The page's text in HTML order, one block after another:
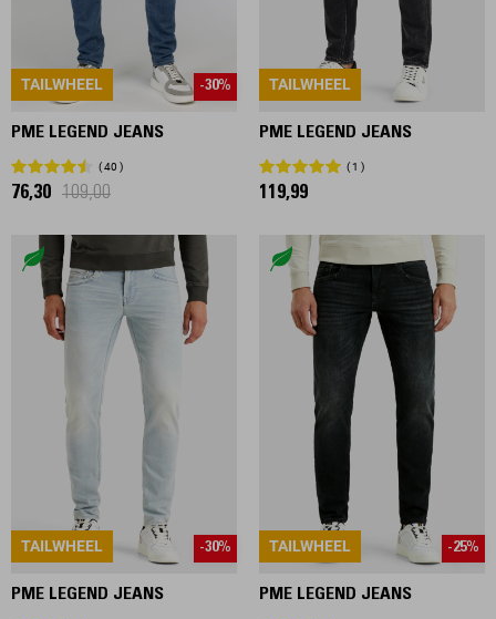
TAILWHEEL -30%
PME LEGEND JEANS
40
76,30 109,00
TAILWHEEL
PME LEGEND JEANS
1
119,99
TAILWHEEL -30%
PME LEGEND JEANS
TAILWHEEL -25%
PME LEGEND JEANS